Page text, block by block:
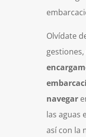
Olvídate
gestiones,
navegar
las aguas
así con la